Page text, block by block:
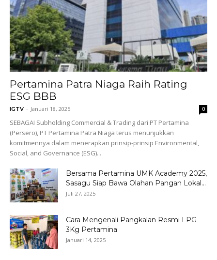
Pertamina Patra Niaga Raih Rating
ESG BBB
IGTV - Januari 18, 2025 0
SEBAGAI Subholding Commercial & Trading dari PT Pertamina
(Persero), PT Pertamina Patra Niaga terus menunjukkan
komitmennya dalam menerapkan prinsip-prinsip Environmental,
Social, and Governance (ESG)...
Bersama Pertamina UMK Academy 2025,
Sasagu Siap Bawa Olahan Pangan Lokal...
Juli 27, 2025
Cara Mengenali Pangkalan Resmi LPG
3Kg Pertamina
Januari 14, 2025